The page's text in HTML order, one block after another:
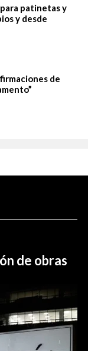
patinetas y
y desde
de
de obras